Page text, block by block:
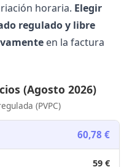
horaria. Elegir
regulado y libre
en la factura
(Agosto 2026)
(PVPC)
60,78 €
59 €